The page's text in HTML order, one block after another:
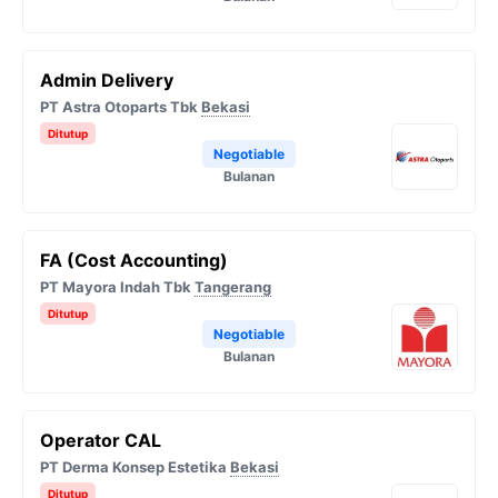
Admin Delivery
PT Astra Otoparts Tbk Bekasi
Ditutup
Negotiable
Bulanan
FA (Cost Accounting)
PT Mayora Indah Tbk Tangerang
Ditutup
Negotiable
Bulanan
Operator CAL
PT Derma Konsep Estetika Bekasi
Ditutup